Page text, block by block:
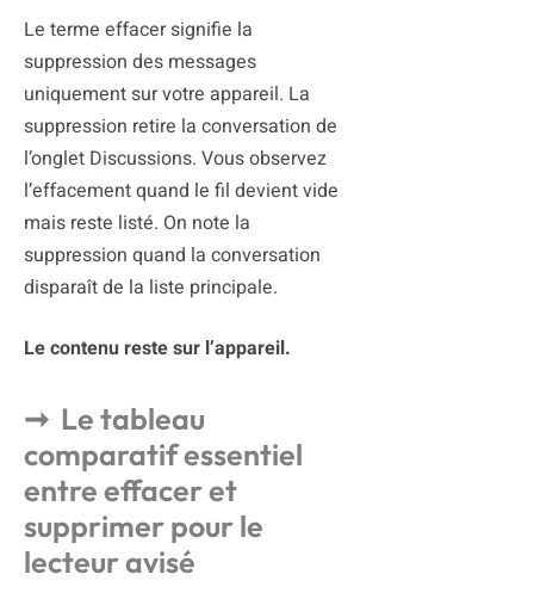
Le terme effacer signifie la
suppression des messages
uniquement sur votre appareil. La
suppression retire la conversation de
l’onglet Discussions. Vous observez
l’effacement quand le fil devient vide
mais reste listé. On note la
suppression quand la conversation
disparaît de la liste principale.
Le contenu reste sur l’appareil.
Le tableau
comparatif essentiel
entre effacer et
supprimer pour le
lecteur avisé